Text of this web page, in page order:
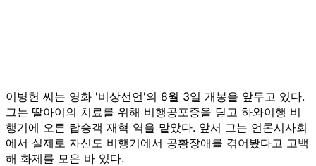
이병헌 씨는 영화 '비상선언'의 8월 3일 개봉을 앞두고 있다.
그는 딸아이의 치료를 위해 비행공포증을 딛고 하와이행 비
행기에 오른 탑승객 재혁 역을 맡았다. 앞서 그는 언론시사회
에서 실제로 자신도 비행기에서 공황장애를 겪어봤다고 고백
해 화제를 모은 바 있다.